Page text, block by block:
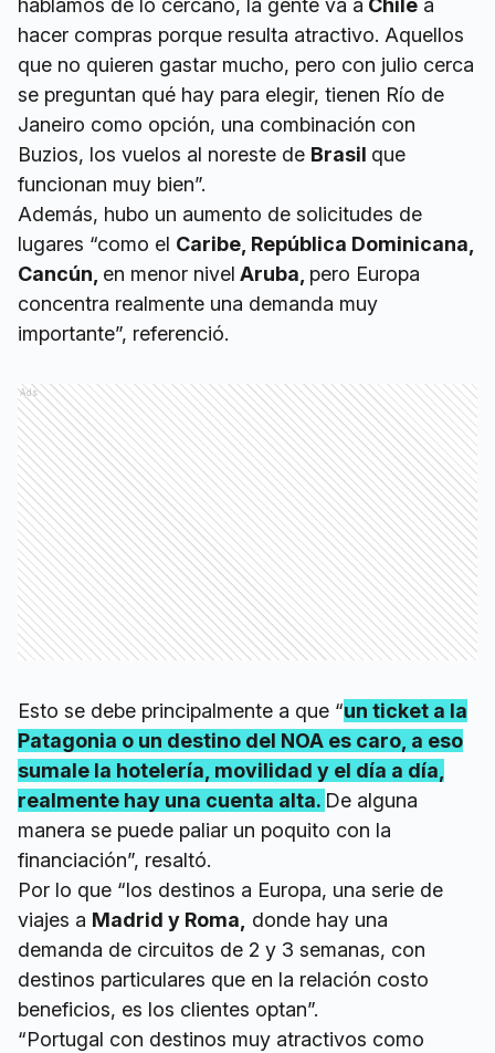
hablamos de lo cercano, la gente va a Chile a
hacer compras porque resulta atractivo. Aquellos
que no quieren gastar mucho, pero con julio cerca
se preguntan qué hay para elegir, tienen Río de
Janeiro como opción, una combinación con
Buzios, los vuelos al noreste de Brasil que
funcionan muy bien”.
Además, hubo un aumento de solicitudes de
lugares “como el Caribe, República Dominicana,
Cancún, en menor nivel Aruba, pero Europa
concentra realmente una demanda muy
importante”, referenció.
Ads
Esto se debe principalmente a que “un ticket a la
Patagonia o un destino del NOA es caro, a eso
sumale la hotelería, movilidad y el día a día,
realmente hay una cuenta alta. De alguna
manera se puede paliar un poquito con la
financiación”, resaltó.
Por lo que “los destinos a Europa, una serie de
viajes a Madrid y Roma,
donde hay una
demanda de circuitos de 2 y 3 semanas, con
destinos particulares que en la relación costo
beneficios, es los clientes optan”.
“Portugal con destinos muy atractivos como